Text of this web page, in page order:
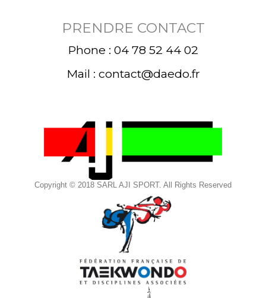
PRENDRE CONTACT
Phone : 04 78 52 44 02
Mail : contact@daedo.fr
Copyright © 2018 SARL AJI SPORT. All Rights Reserved